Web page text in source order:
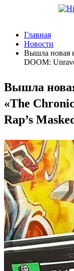
Главная
Новости
Вышла новая
DOOM:
Вышла
«The
Rap’s